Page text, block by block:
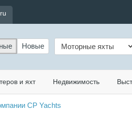
Новые
и яхт Недвижимость
CP Yachts